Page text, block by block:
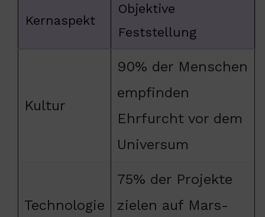
Kernaspekt
Objektive
Feststellung
Kultur
90% der Menschen
empfinden
Ehrfurcht vor dem
Universum
Technologie
75% der Projekte
zielen auf Mars-